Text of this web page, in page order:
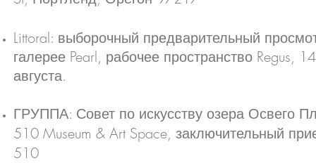
Littoral: выборочный предварительный
галерее Pearl, рабочее пространство Regus,
августа.
ГРУППА: Совет по искусству озера Освего
510 Museum & Art Space, заключительный
510